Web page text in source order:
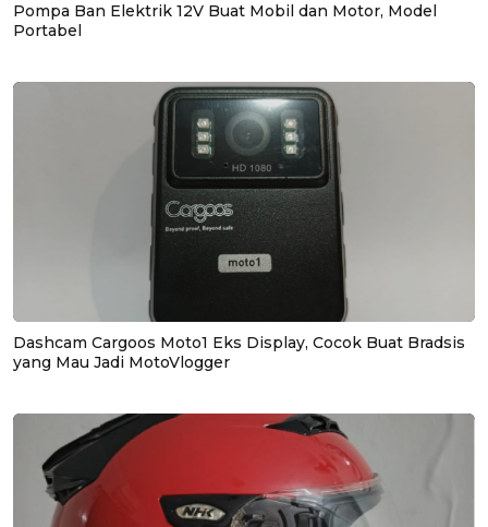
Pompa Ban Elektrik 12V Buat Mobil dan Motor, Model
Portabel
Dashcam Cargoos Moto1 Eks Display, Cocok Buat Bradsis
yang Mau Jadi MotoVlogger